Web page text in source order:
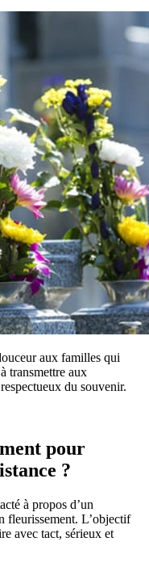
aux familles qui
transmettre aux
du souvenir.
pour
?
à propos d’un
fleurissement. L’objectif
avec tact, sérieux et